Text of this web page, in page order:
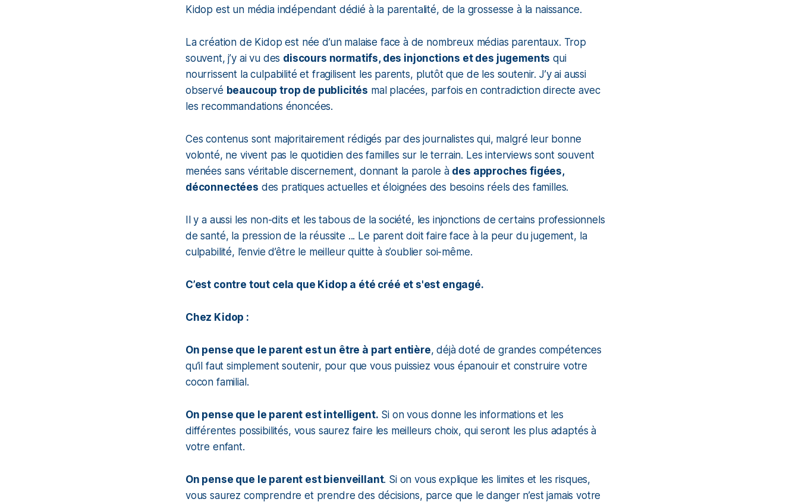
Kidop est un média indépendant dédié à la parentalité, de la grossesse à la naissance.
La création de Kidop est née d’un malaise face à de nombreux médias parentaux. Trop
souvent, j’y ai vu des discours normatifs, des injonctions et des jugements qui
nourrissent la culpabilité et fragilisent les parents, plutôt que de les soutenir. J’y ai aussi
observé beaucoup trop de publicités mal placées, parfois en contradiction directe avec
les recommandations énoncées.
Ces contenus sont majoritairement rédigés par des journalistes qui, malgré leur bonne
volonté, ne vivent pas le quotidien des familles sur le terrain. Les interviews sont souvent
menées sans véritable discernement, donnant la parole à des approches figées,
déconnectées des pratiques actuelles et éloignées des besoins réels des familles.
Il y a aussi les non-dits et les tabous de la société, les injonctions de certains professionnels
de santé, la pression de la réussite ... Le parent doit faire face à la peur du jugement, la
culpabilité, l’envie d’être le meilleur quitte à s’oublier soi-même.
C’est contre tout cela que Kidop a été créé et s'est engagé.
Chez Kidop :
On pense que le parent est un être à part entière, déjà doté de grandes compétences
qu’il faut simplement soutenir, pour que vous puissiez vous épanouir et construire votre
cocon familial.
On pense que le parent est intelligent. Si on vous donne les informations et les
différentes possibilités, vous saurez faire les meilleurs choix, qui seront les plus adaptés à
votre enfant.
On pense que le parent est bienveillant. Si on vous explique les limites et les risques,
vous saurez comprendre et prendre des décisions, parce que le danger n’est jamais votre